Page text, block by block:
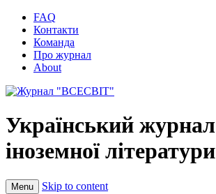
FAQ
Контакти
Команда
Про журнал
About
Український журнал
іноземної літератури
Menu Skip to content